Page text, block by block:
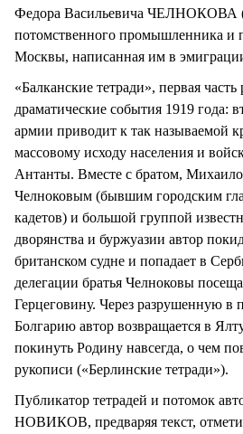
Федора Васильевича ЧЕЛНОКОВА
потомственного промышленника и
Москвы, написанная им в
«Балканские тетради», первая
драматические события 1919 года:
армии приводит к так называемой
массовому исходу населения и
Антанты. Вместе с братом,
Челноковым (бывшим городским
кадетов) и большой группой
дворянства и буржуазии автор
британском судне и попадает в
делегации братья Челноковы
Герцеговину. Через разрушенную в
Болгарию автор возвращается в
покинуть Родину навсегда, о чем
рукописи («Берлинские тетради»).
Публикатор тетрадей и потомок
НОВИКОВ, предваряя текст,